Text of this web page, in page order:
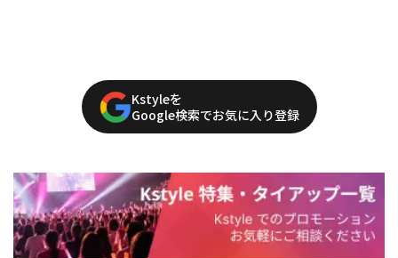
Kstyleを
Google検索でお気に入り登録